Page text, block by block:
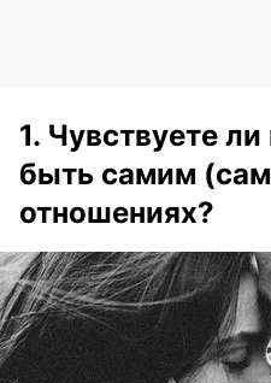
1. Чувствуете
быть самим
отношениях?